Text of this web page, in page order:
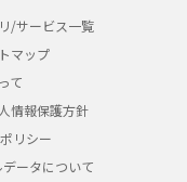
/サービス一覧
マップ
て
情報保護方針
リシー
ータについて